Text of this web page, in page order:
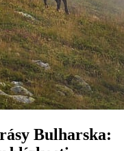
Bulharska: